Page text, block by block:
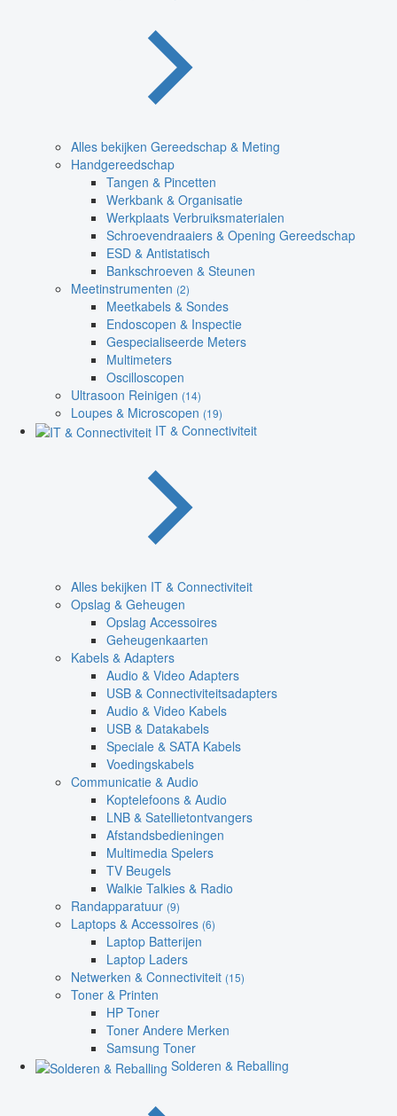
Alles bekijken Gereedschap & Meting
Handgereedschap
Tangen & Pincetten
Werkbank & Organisatie
Werkplaats Verbruiksmaterialen
Schroevendraaiers & Opening Gereedschap
ESD & Antistatisch
Bankschroeven & Steunen
Meetinstrumenten (2)
Meetkabels & Sondes
Endoscopen & Inspectie
Gespecialiseerde Meters
Multimeters
Oscilloscopen
Ultrasoon Reinigen (14)
Loupes & Microscopen (19)
IT & Connectiviteit
Alles bekijken IT & Connectiviteit
Opslag & Geheugen
Opslag Accessoires
Geheugenkaarten
Kabels & Adapters
Audio & Video Adapters
USB & Connectiviteitsadapters
Audio & Video Kabels
USB & Datakabels
Speciale & SATA Kabels
Voedingskabels
Communicatie & Audio
Koptelefoons & Audio
LNB & Satellietontvangers
Afstandsbedieningen
Multimedia Spelers
TV Beugels
Walkie Talkies & Radio
Randapparatuur (9)
Laptops & Accessoires (6)
Laptop Batterijen
Laptop Laders
Netwerken & Connectiviteit (15)
Toner & Printen
HP Toner
Toner Andere Merken
Samsung Toner
Solderen & Reballing